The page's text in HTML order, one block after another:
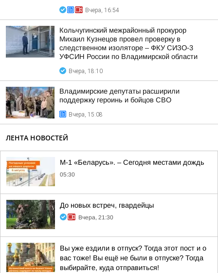
Вчера, 16:54
Кольчугинский межрайонный прокурор
Михаил Кузнецов провел проверку в
следственном изоляторе – ФКУ СИЗО-3
УФСИН России по Владимирской области
Вчера, 18:10
Владимирские депутаты расширили
поддержку героинь и бойцов СВО
Вчера, 15:08
ЛЕНТА НОВОСТЕЙ
М-1 «Беларусь». – Сегодня местами дождь
05:30
До новых встреч, гвардейцы
Вчера, 21:30
Вы уже ездили в отпуск? Тогда этот пост и о
вас тоже! Вы ещё не были в отпуске? Тогда
выбирайте, куда отправиться!